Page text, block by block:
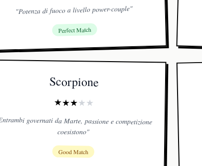
"Potenza di fuoco a livello power-couple"
Perfect Match
Scorpione
★★★★★
governati da Marte, passione e competizione
coesistono"
Good Match